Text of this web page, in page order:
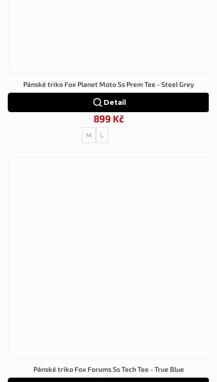
Pánské triko Fox Planet Moto Ss Prem Tee - Steel Grey
899 Kč
Detail
M L
Pánské triko Fox Forums Ss Tech Tee - True Blue